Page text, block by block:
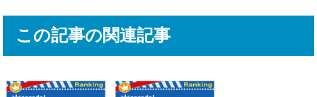
この記事の関連記事